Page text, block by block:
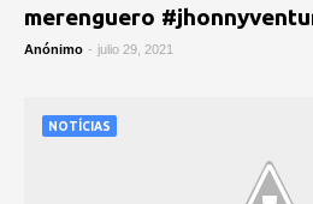
merenguero
Anónimo - julio 29, 2021
NOTÍCIAS